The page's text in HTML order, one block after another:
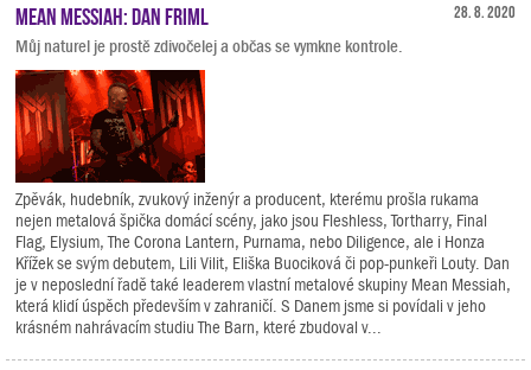
28. 8. 2020
Mean Messiah: Dan Friml
Můj naturel je prostě zdivočelej a občas se vymkne kontrole.
Zpěvák, hudebník, zvukový inženýr a producent, kterému prošla rukama
nejen metalová špička domácí scény, jako jsou Fleshless, Tortharry, Final
Flag, Elysium, The Corona Lantern, Purnama, nebo Diligence, ale i Honza
Křížek se svým debutem, Lili Vilit, Eliška Buociková či pop-punkeři Louty. Dan
je v neposlední řadě také leaderem vlastní metalové skupiny Mean Messiah,
která klidí úspěch především v zahraničí. S Danem jsme si povídali v jeho
krásném nahrávacím studiu The Barn, které zbudoval v...